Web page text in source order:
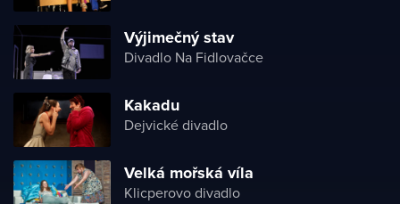
Výjimečný stav
Divadlo Na Fidlovačce
Kakadu
Dejvické divadlo
Velká mořská víla
Klicperovo divadlo